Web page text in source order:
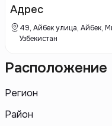
удобные и функциональные
Адрес
49, Айбек улица, Айбек,
Узбекистан
Расположение
Регион
Район